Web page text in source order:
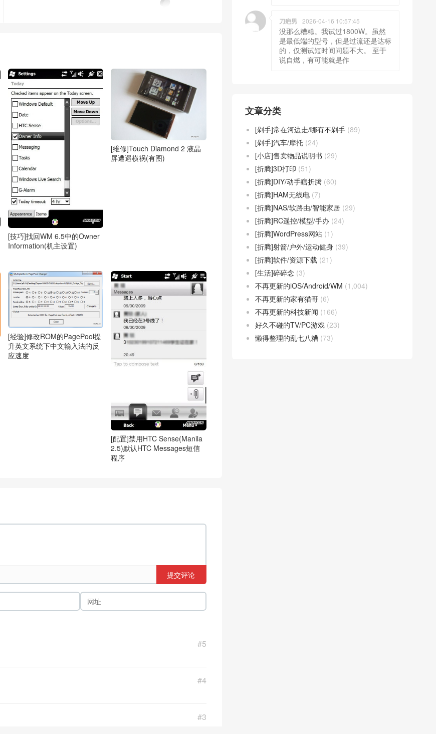
[技巧]找回WM 6.5中的Owner
Information(机主设置)
[维修]Touch Diamond 2 液晶
屏遭遇横祸(有图)
[经验]修改ROM的PagePool提
升英文系统下中文输入法的反
应速度
[配置]禁用HTC Sense(Manila
2.5)默认HTC Messages短信
程序
提交评论
#5
#4
#3
刀疤男 2026-04-16 10:57:45
没那么糟糕。我试过1800W。虽然
是最低端的型号，但是过流还是达标
的，仅测试短时间问题不大。 至于
说自燃，有可能就是作
文章分类
[剁手]常在河边走/哪有不剁手 (89)
[剁手]汽车/摩托 (24)
[小店]售卖物品说明书 (29)
[折腾]3D打印 (51)
[折腾]DIY/动手瞎折腾 (60)
[折腾]HAM无线电 (7)
[折腾]NAS/软路由/智能家居 (29)
[折腾]RC遥控/模型/手办 (24)
[折腾]WordPress网站 (1)
[折腾]射箭/户外/运动健身 (39)
[折腾]软件/资源下载 (21)
[生活]碎碎念 (3)
不再更新的iOS/Android/WM (1,004)
不再更新的家有猫哥 (6)
不再更新的科技新闻 (166)
好久不碰的TV/PC游戏 (23)
懒得整理的乱七八糟 (73)